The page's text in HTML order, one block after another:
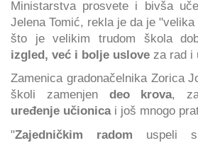
Ministarstva prosvete i bivša
Jelena Tomić, rekla je da je
što je velikim trudom škola
izgled, već i bolje uslove za rad i
Zamenica gradonačelnika Zorica
školi zamenjendeo krova,
uređenje učionicai još mnogo
"Zajedničkim radom uspeli